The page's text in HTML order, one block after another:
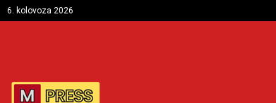
6. kolovoza 2026